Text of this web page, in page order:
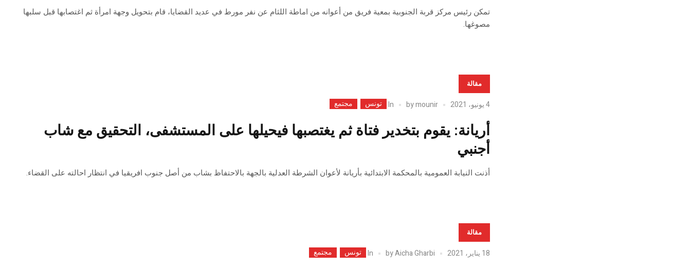
تمكن رئيس مركز قربة الجنوبية بمعية فريق من أعوانه من اماطة اللثام عن نفر مورط في عديد القضايا، قام بتحويل وجهة امرأة ثم اغتصابها قبل سلبها
مصوغها.
مقالة
4 يونيو، 2021 bymounir
In تونس مجتمع
أريانة: يقوم بتخدير فتاة ثم يغتصبها فيحيلها على المستشفى، التحقيق مع شاب
أجنبي
أذنت النيابة العمومية بالمحكمة الابتدائية بأريانة لأعوان الشرطة العدلية بالجهة بالاحتفاظ بشاب من أصل جنوب افريقيا في انتظار احالته على القضاء.
مقالة
18 يناير، 2021 byAicha Gharbi
In تونس مجتمع